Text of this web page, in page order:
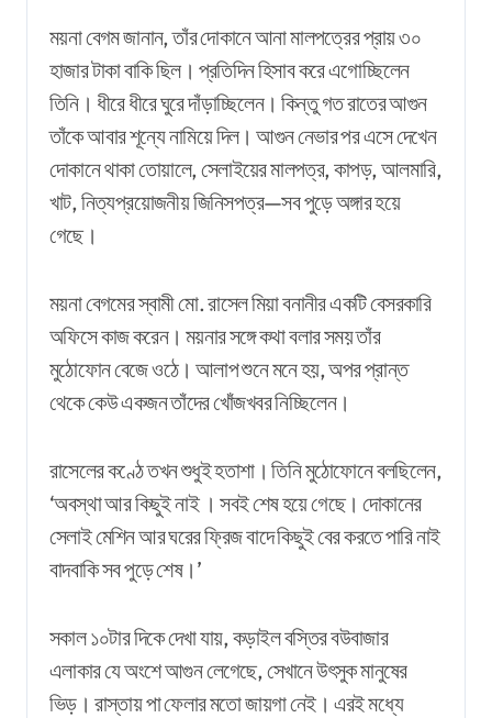
ময়না বেগম জানান, তাঁর দোকানে আনা মালপত্রের প্রায় ৩০
হাজার টাকা বাকি ছিল। প্রতিদিন হিসাব করে এগোচ্ছিলেন
তিনি। ধীরে ধীরে ঘুরে দাঁড়াচ্ছিলেন। কিন্তু গত রাতের আগুন
তাঁকে আবার শূন্যে নামিয়ে দিল। আগুন নেভার পর এসে দেখেন
দোকানে থাকা তোয়ালে, সেলাইয়ের মালপত্র, কাপড়, আলমারি,
খাট, নিত্যপ্রয়োজনীয় জিনিসপত্র—সব পুড়ে অঙ্গার হয়ে
গেছে।
ময়না বেগমের স্বামী মো. রাসেল মিয়া বনানীর একটি বেসরকারি
অফিসে কাজ করেন। ময়নার সঙ্গে কথা বলার সময় তাঁর
মুঠোফোন বেজে ওঠে। আলাপ শুনে মনে হয়, অপর প্রান্ত
থেকে কেউ একজন তাঁদের খোঁজখবর নিচ্ছিলেন।
রাসেলের কণ্ঠে তখন শুধুই হতাশা। তিনি মুঠোফোনে বলছিলেন,
‘অবস্থা আর কিছুই নাই । সবই শেষ হয়ে গেছে। দোকানের
সেলাই মেশিন আর ঘরের ফ্রিজ বাদে কিছুই বের করতে পারি নাই
বাদবাকি সব পুড়ে শেষ।’
সকাল ১০টার দিকে দেখা যায়, কড়াইল বস্তির বউবাজার
এলাকার যে অংশে আগুনলেগেছে, সেখানেউৎসুকমানুষের
ভিড়। রাস্তায়পাফেলারমতোজায়গানেই। এরইমধ্যে